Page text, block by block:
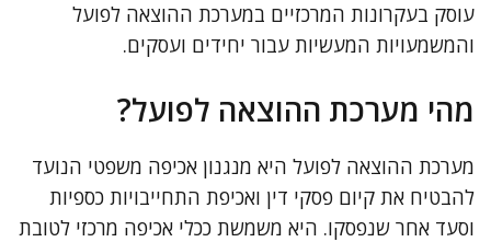
עוסק בעקרונות המרכזיים במערכת ההוצאה לפועל
והמשמעויות המעשיות עבור יחידים ועסקים.
מהי מערכת ההוצאה לפועל?
מערכת ההוצאה לפועל היא מנגנון אכיפה משפטי הנועד
להבטיח את קיום פסקי דין ואכיפת התחייבויות כספיות
וסעד אחר שנפסקו. היא משמשת ככלי אכיפה מרכזי לטובת